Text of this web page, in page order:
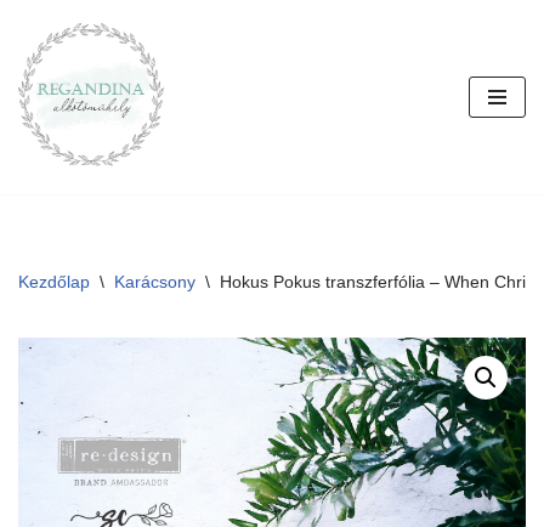
Skip
to
content
Kezdőlap \ Karácsony \ Hokus Pokus transzferfólia – When